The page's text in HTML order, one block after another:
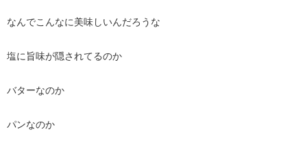
なんでこんなに美味しいんだろうな
塩に旨味が隠されてるのか
バターなのか
パンなのか